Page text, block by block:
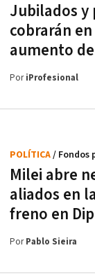
Jubilados y
cobrarán
aumento
PoriProfesional
Milei abre
aliados en
freno en
POLÍTICA/ Fondos
PorPablo Sieira